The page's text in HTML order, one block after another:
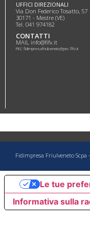
UFFICI DIREZIONALI
Via Don Federico Tosatto, 57
30171 - Mestre (VE)
Tel. 041 974182
CONTATTI
MAIL info@fifv.it
PEC fidimpresafriulveneto@pec.fifv.it
Fidimpresa Friulveneto
Informativa sulla
Le tue